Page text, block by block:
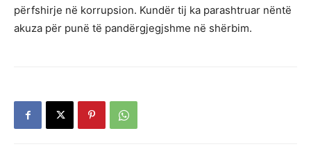
përfshirje në korrupsion. Kundër tij ka parashtruar nëntë
akuza për punë të pandërgjegjshme në shërbim.